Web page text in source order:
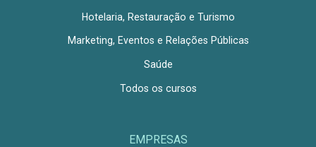
Hotelaria, Restauração e Turismo
Marketing, Eventos e Relações Públicas
Saúde
Todos os cursos
EMPRESAS